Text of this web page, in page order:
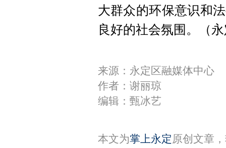
大群众的环保意识和
良好的社会氛围。（
来源：永定区融媒体中心
作者：谢丽琼
编辑：甄冰艺
本文为掌上永定 原创文章